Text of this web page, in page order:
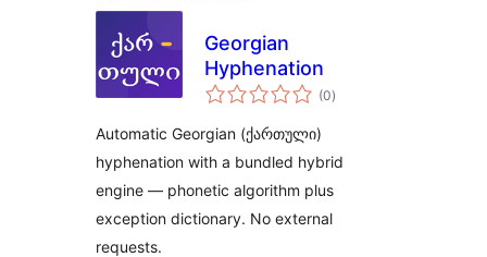
Georgian
Hyphenation
(0totale
bedømmelser
)
Automatic Georgian (ქართული)
hyphenation with a bundled hybrid
engine — phonetic algorithm plus
exception dictionary. No external
requests.